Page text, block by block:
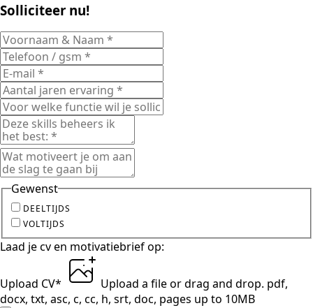
Solliciteer nu!
Gewenst
DEELTIJDS
VOLTIJDS
Laad je cv en motivatiebrief op:
Upload CV* Upload a fileor drag and drop. pdf,
docx, txt, asc, c, cc, h, srt, doc, pages up to 10MB